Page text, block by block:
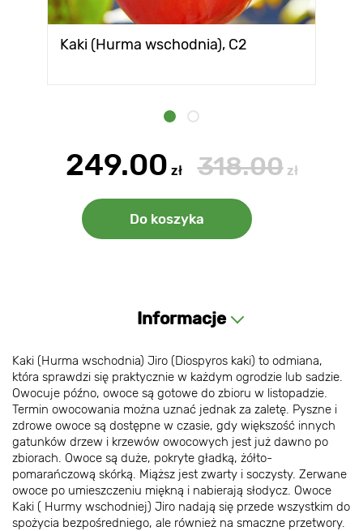
Kaki (Hurma wschodnia), С2
249.00 zł 318.00 zł
Do koszyka
Informacje
Kaki (Hurma wschodnia) Jiro (Diospyros kaki) to odmiana,
która sprawdzi się praktycznie w każdym ogrodzie lub sadzie.
Owocuje późno, owoce są gotowe do zbioru w listopadzie.
Termin owocowania można uznać jednak za zaletę. Pyszne i
zdrowe owoce są dostępne w czasie, gdy większość innych
gatunków drzew i krzewów owocowych jest już dawno po
zbiorach. Owoce są duże, pokryte gładką, żółto-
pomarańczową skórką. Miąższ jest zwarty i soczysty. Zerwane
owoce po umieszczeniu miękną i nabierają słodycz. Owoce
Kaki ( Hurmy wschodniej) Jiro nadają się przede wszystkim do
spożycia bezpośredniego, ale również na smaczne przetwory.